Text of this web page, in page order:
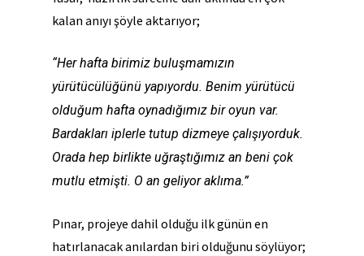
kalan anıyı şöyle aktarıyor;
“Her hafta birimiz buluşmamızın
yürütücülüğünü yapıyordu. Benim yürütücü
olduğum hafta oynadığımız bir oyun var.
Bardakları iplerle tutup dizmeye çalışıyorduk.
Orada hep birlikte uğraştığımız an beni çok
mutlu etmişti. O an geliyor aklıma.”
Pınar, projeye dahil olduğu ilk günün en
hatırlanacak anılardan biri olduğunu söylüyor;